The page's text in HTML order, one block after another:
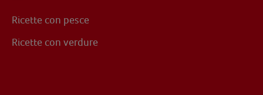
Ricette con pesce
Ricette con verdure